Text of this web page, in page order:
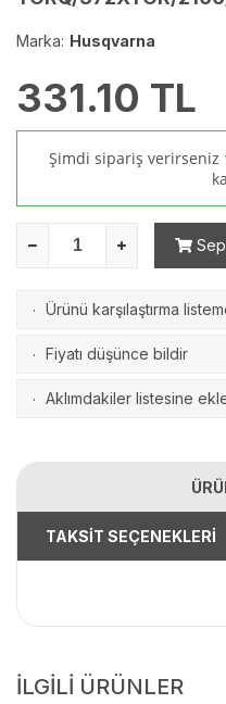
Marka: Husqvarna
331.10 TL
Şimdi sipariş verirseniz
· Ürünü karşılaştırma
· Fiyatı düşünce bildir
· Aklımdakiler listesine
TAKSİT SEÇENEKLERİ
İLGİLİ ÜRÜNLER